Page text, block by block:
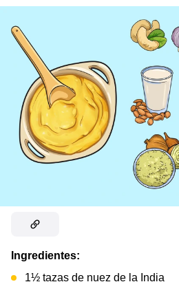
Ingredientes:
1½ tazas de nuez de la India